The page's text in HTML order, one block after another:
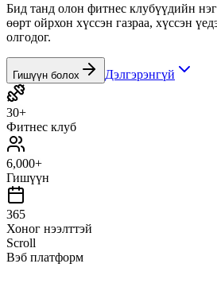
Бид танд олон фитнес клубүүдийн
өөрт ойрхон хүссэн газраа, хүссэн
олгодог.
Гишүүн болох Дэлгэрэнгүй
30+
Фитнес клуб
6,000+
Гишүүн
365
Хоног нээлттэй
Scroll
Вэб платформ